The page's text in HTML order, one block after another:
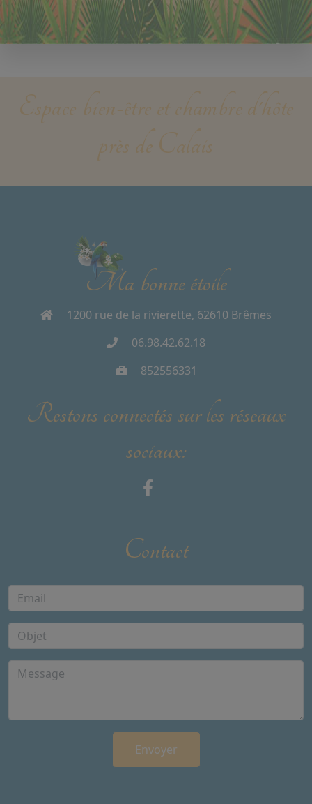
Espace bien-être et chambre d'hôte
près de Calais
Ma bonne étoile
1200 rue de la rivierette, 62610 Brêmes
06.98.42.62.18
852556331
Restons connectés sur les réseaux
sociaux:
Contact
Envoyer